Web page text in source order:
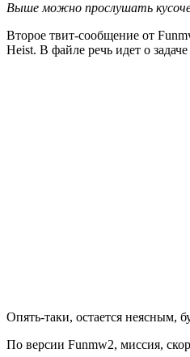
Выше можно прослушать
Второе твит-сообщение от
Heist. В файле речь идет о
Опять-таки, остается неясным,
По версии Funmw2, миссия,